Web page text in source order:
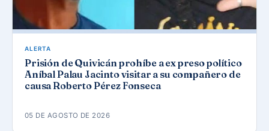
ALERTA
Prisión de Quivicán prohíbe a ex preso político
Aníbal Palau Jacinto visitar a su compañero de
causa Roberto Pérez Fonseca
05 DE AGOSTO DE 2026